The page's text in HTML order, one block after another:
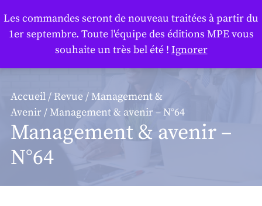
Accueil/ Revue/Management &
Avenir/ Management & avenir – N°64
Management & avenir –
N°64
Les commandes seront de nouveau traitées à partir du
1er septembre. Toute l'équipe des éditions MPE vous
souhaite un très bel été ! Ignorer